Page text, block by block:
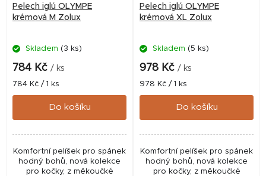
Pelech iglú OLYMPE
krémová M Zolux
Skladem (3 ks)
784 Kč / ks
Měrná
cena:
784 Kč / 1 ks
Do košíku
Komfortní pelíšek pro spánek
hodný bohů, nová kolekce
pro kočky, z měkoučké
Pelech iglú OLYMPE
krémová XL Zolux
Skladem (5 ks)
978 Kč / ks
Měrná
cena:
978 Kč / 1 ks
Do košíku
Komfortní pelíšek pro spánek
hodný bohů, nová kolekce
pro kočky, z měkoučké